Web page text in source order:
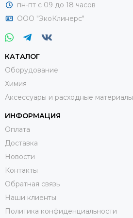
пн-пт с 09 до 18 часов
ООО "ЭкоКлинерс"
КАТАЛОГ
Оборудование
Химия
Аксессуары и расходные материалы
ИНФОРМАЦИЯ
Оплата
Доставка
Новости
Контакты
Обратная связь
Наши клиенты
Политика конфиденциальности